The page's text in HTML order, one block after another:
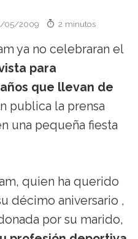
05/2009 2 minutos
ya no celebraran el
para
que llevan de
publica la prensa
una pequeña fiesta
quien ha querido
décimo aniversario ,
por su marido,